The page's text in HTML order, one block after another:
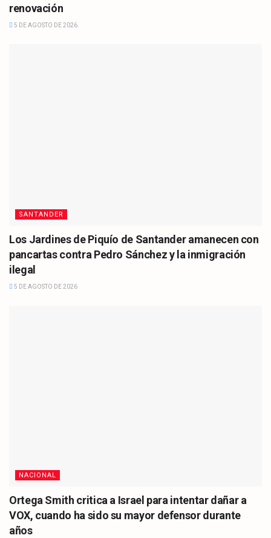
renovación
5 DE AGOSTO DE 2026
SANTANDER
Los Jardines de Piquío de Santander amanecen con
pancartas contra Pedro Sánchez y la inmigración
ilegal
5 DE AGOSTO DE 2026
NACIONAL
Ortega Smith critica a Israel para intentar dañar a
VOX, cuando ha sido su mayor defensor durante
años